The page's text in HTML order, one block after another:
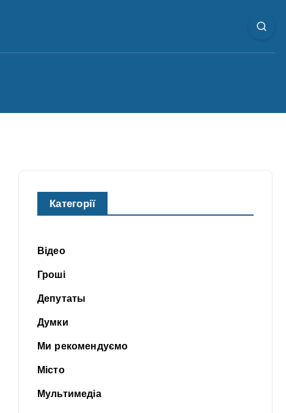
Категорії
Відео
Гроші
Депутаты
Думки
Ми рекомендуємо
Місто
Мультимедіа